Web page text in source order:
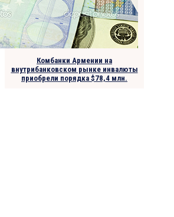
Комбанки Армении на
внутрибанковском рынке инвалюты
приобрели порядка $78,4 млн.